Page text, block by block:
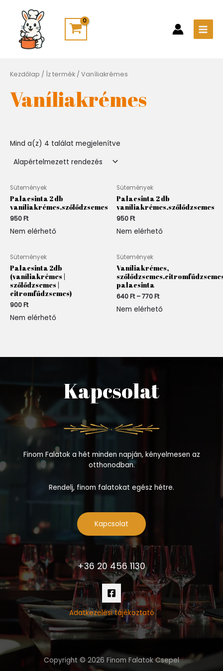
content
Kezdőlap / Íz termék / Vaníliakrémes
Vaníliakrémes
Mind a(z) 4 találat megjelenítve
Sütemények
Palacsinta 2 db
vaníliakrémes.szőlődzsemes
950Ft
Nem elérhető
Sütemények
Palacsinta 2 db
vaníliakrémes.szőlődzsemes
950Ft
Nem elérhető
Sütemények
Palacsinta 2db
(vaníliakrémes |
szőlődzsemes |
citromfűdzsemes)
900Ft
Nem elérhető
Sütemények
Vaníliakrémes,
palacsinta
640Ft –770Ft
-
770 Ft
Nem elérhető
Kapcsolat
Finom Falatok a hét minden napján, kényelmesen az
otthonodban.
Rendelj, finom falatokat egész hétre.
Kapcsolat
+36 20 456 1130
Adatkezelési tájékoztató
Copyright © 2026 Finom Falatok Csepel